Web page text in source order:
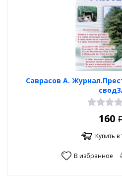
Саврасов А.
160
Купить в
В избранное